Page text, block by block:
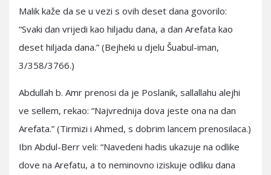
Malik kaže da se u vezi s ovih deset dana govorilo:
“Svaki dan vrijedi kao hiljadu dana, a dan Arefata kao
deset hiljada dana.” (Bejheki u djelu Šuabul-iman,
3/358/3766.)
Abdullah b. Amr prenosi da je Poslanik, sallallahu alejhi
ve sellem, rekao: “Najvrednija dova jeste ona na dan
Arefata.” (Tirmizi i Ahmed, s dobrim lancem prenosilaca.)
Ibn Abdul-Berr veli: “Navedeni hadis ukazuje na odlike
dove na Arefatu, a to neminovno iziskuje odliku dana